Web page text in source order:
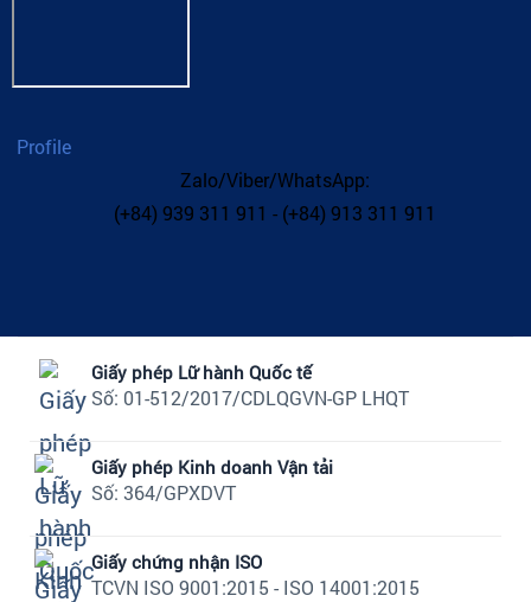
Profile
Zalo/Viber/WhatsApp:
(+84) 939 311 911 - (+84) 913 311 911
Giấy phép Lữ hành Quốc tế
Số: 01-512/2017/CDLQGVN-GP LHQT
Giấy phép Kinh doanh Vận tải
Số: 364/GPXDVT
Giấy chứng nhận ISO
TCVN ISO 9001:2015 - ISO 14001:2015